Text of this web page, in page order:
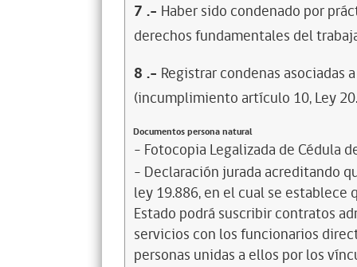
7 .- Haber sido condenado por
derechos fundamentales del
8 .- Registrar condenas asociadas
(incumplimiento artículo 10, Ley
Documentos persona natural
- Fotocopia Legalizada de Cédula
- Declaración jurada acreditando
ley 19.886, en el cual se
Estado podrá suscribir contratos
servicios con los funcionarios
personas unidas a ellos por los